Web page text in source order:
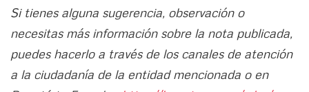
Si tienes alguna sugerencia, observación o
necesitas más información sobre la nota publicada,
puedes hacerlo a través de los canales de atención
a la ciudadanía de la entidad mencionada o en